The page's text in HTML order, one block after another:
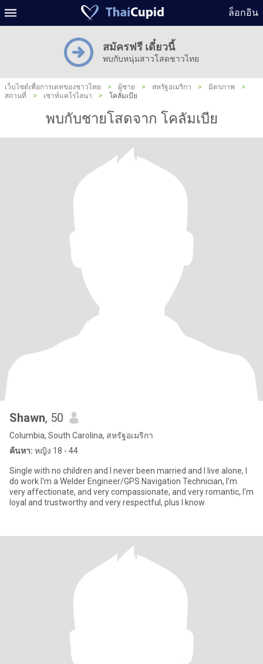
ล็อกอิน
สมัครฟรี เดี๋ยวนี้
พบกับหนุ่มสาวโสดชาวไทย
เว็บไซต์เพื่อการเดทของชาวไทย > ผู้ชาย > สหรัฐอเมริกา > มิตรภาพ
>
สถานที่
> เซาท์แคโรไลนา > โคลัมเบีย
พบกับชายโสดจาก โคลัมเบีย
Shawn, 50
Columbia, South Carolina, สหรัฐอเมริกา
ค้นหา: หญิง 18 - 44
Single with no children and I never been married and I live alone, I
do work I'm a Welder Engineer/GPS Navigation Technician, I'm
very affectionate, and very compassionate, and very romantic, I'm
loyal and trustworthy and very respectful, plus I know